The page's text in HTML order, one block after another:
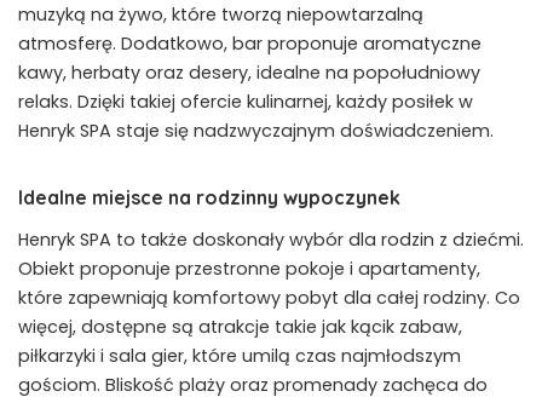
muzyką na żywo, które tworzą niepowtarzalną
atmosferę. Dodatkowo, bar proponuje aromatyczne
kawy, herbaty oraz desery, idealne na popołudniowy
relaks. Dzięki takiej ofercie kulinarnej, każdy posiłek w
Henryk SPA staje się nadzwyczajnym doświadczeniem.
Idealne miejsce na rodzinny wypoczynek
Henryk SPA to także doskonały wybór dla rodzin z dziećmi.
Obiekt proponuje przestronne pokoje i apartamenty,
które zapewniają komfortowy pobyt dla całej rodziny. Co
więcej, dostępne są atrakcje takie jak kącik zabaw,
piłkarzyki i sala gier, które umilą czas najmłodszym
gościom. Bliskość plaży oraz promenady zachęca do